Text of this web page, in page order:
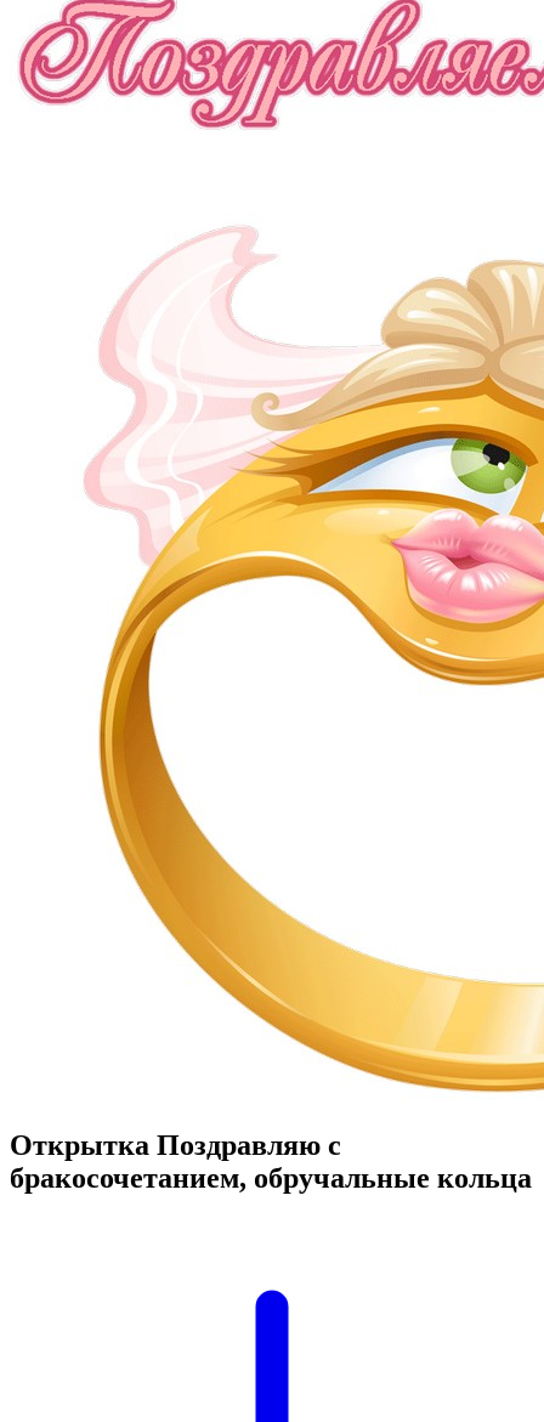
Открытка Поздравляю с
бракосочетанием, обручальные кольца